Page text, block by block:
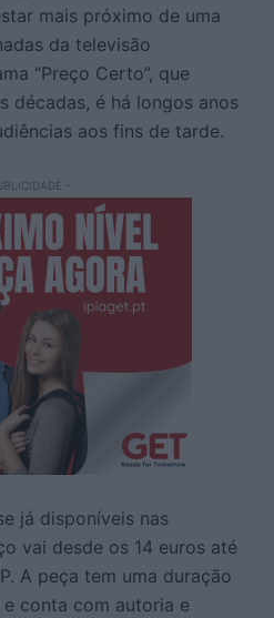
mais próximo de uma
da televisão
“Preço Certo”, que
décadas, é há longos anos
aos fins de tarde.
-
já disponíveis nas
vai desde os 14 euros até
A peça tem uma duração
conta com autoria e